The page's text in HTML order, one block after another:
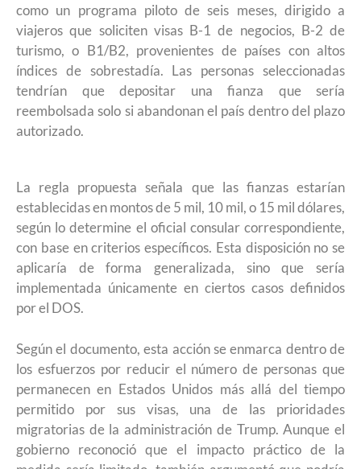
como un programa piloto de seis meses, dirigido a
viajeros que soliciten visas B-1 de negocios, B-2 de
turismo, o B1/B2, provenientes de países con altos
índices de sobrestadía. Las personas seleccionadas
tendrían que depositar una fianza que sería
reembolsada solo si abandonan el país dentro del plazo
autorizado.
La regla propuesta señala que las fianzas estarían
establecidas en montos de 5 mil, 10 mil, o 15 mil dólares,
según lo determine el oficial consular correspondiente,
con base en criterios específicos. Esta disposición no se
aplicaría de forma generalizada, sino que sería
implementada únicamente en ciertos casos definidos
por el DOS.
Según el documento, esta acción se enmarca dentro de
los esfuerzos por reducir el número de personas que
permanecen en Estados Unidos más allá del tiempo
permitido por sus visas, una de las prioridades
migratorias de la administración de Trump. Aunque el
gobierno reconoció que el impacto práctico de la